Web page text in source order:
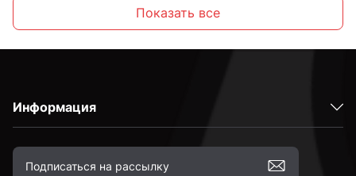
М10
М12
Показать все
Информация